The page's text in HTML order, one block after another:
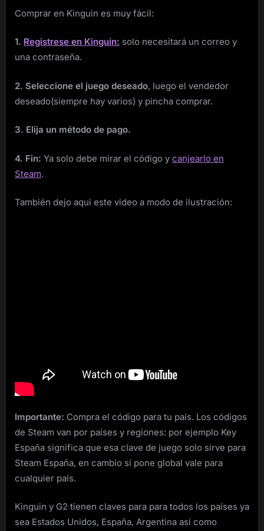
Comprar en Kinguin es muy fácil:
1. Registrese en Kinguin: solo necesitará un correo y
una contraseña.
2. Seleccione el juego deseado, luego el vendedor
deseado(siempre hay varios) y pincha comprar.
3. Elija un método de pago.
4. Fin: Ya solo debe mirar el código y canjearlo en
Steam.
También dejo aqui este video a modo de ilustración:
Importante: Compra el código para tu país. Los códigos
de Steam van por países y regiones: por ejemplo Key
España significa que esa clave de juego solo sirve para
Steam España, en cambio si pone global vale para
cualquier país.
Kinguin y G2 tienen claves para para todos los países ya
sea Estados Unidos, España, Argentina así como